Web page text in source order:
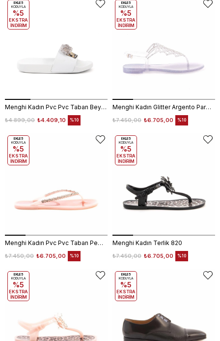
Menghi Kadın Pvc Pvc Taban Beyaz Terlik Terlik
₺4.409,10
₺4.899,00 %10
EKLE5
KODUYLA
%5
EKSTRA
İNDİRİM
Menghi Kadın Glitter Argento Parmak Arası Sandalet Pvc Taban 713
₺6.705,00
₺7.450,00 %10
EKLE5
KODUYLA
%5
EKSTRA
İNDİRİM
Menghi Kadın Pvc Pvc Taban Pembe Terlik Terlik
₺6.705,00
₺7.450,00 %10
EKLE5
KODUYLA
%5
EKSTRA
İNDİRİM
Menghi Kadın Terlik 820
₺6.705,00
₺7.450,00 %10
EKLE5
KODUYLA
%5
EKSTRA
İNDİRİM
EKLE5
KODUYLA
%5
EKSTRA
İNDİRİM
EKLE5
KODUYLA
%5
EKSTRA
İNDİRİM